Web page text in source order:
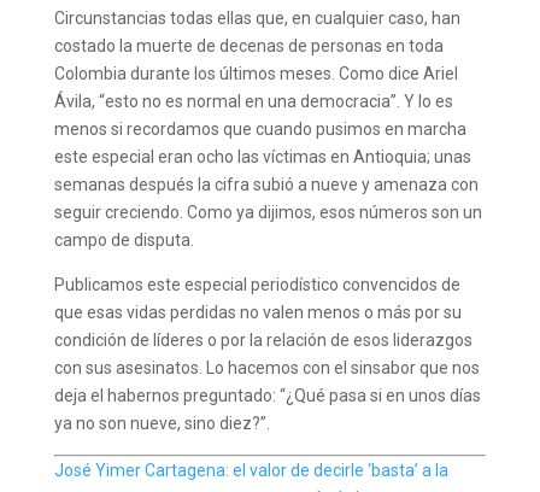
Circunstancias todas ellas que, en cualquier caso, han
costado la muerte de decenas de personas en toda
Colombia durante los últimos meses. Como dice Ariel
Ávila, “esto no es normal en una democracia”. Y lo es
menos si recordamos que cuando pusimos en marcha
este especial eran ocho las víctimas en Antioquia; unas
semanas después la cifra subió a nueve y amenaza con
seguir creciendo. Como ya dijimos, esos números son un
campo de disputa.
Publicamos este especial periodístico convencidos de
que esas vidas perdidas no valen menos o más por su
condición de líderes o por la relación de esos liderazgos
con sus asesinatos. Lo hacemos con el sinsabor que nos
deja el habernos preguntado: “¿Qué pasa si en unos días
ya no son nueve, sino diez?”.
José Yimer Cartagena: el valor de decirle ‘basta’ a la